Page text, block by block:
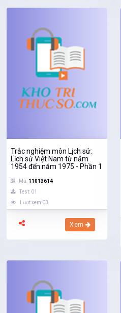
Trắc nghiệm môn Lịch sử:
Lịch sử Việt Nam từ năm
1954 đến năm 1975 - Phần 1
Mã: 11013614
Test: 01
Lượt xem:03
Xem